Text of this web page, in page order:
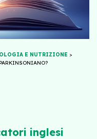
E NUTRIZIONE >
inglesi